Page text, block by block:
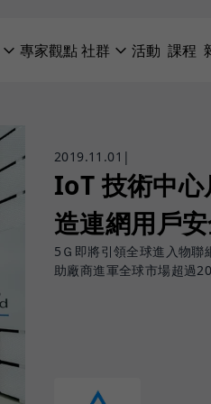
專家觀點社群 活動 課程
2019.11.01 |
IoT 技術中
造連網用戶
5Ｇ即將引領全球進入物
助廠商進軍全球市場超過